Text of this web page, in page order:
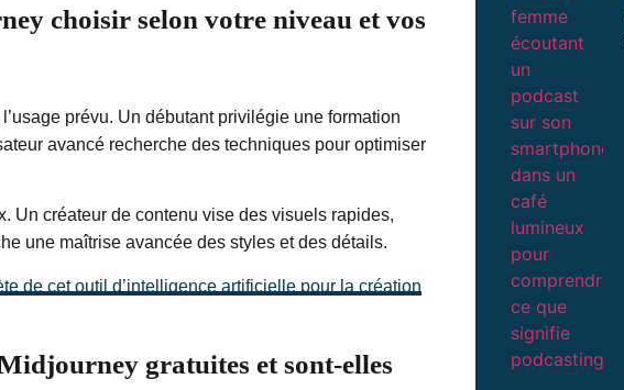
choisir selon votre niveau et vos
prévu. Un débutant privilégie une formation
avancé recherche des techniques pour optimiser
Un créateur de contenu vise des visuels rapides,
une maîtrise avancée des styles et des détails.
de cet outil d’intelligence artificielle pour la création
gratuites et sont-elles